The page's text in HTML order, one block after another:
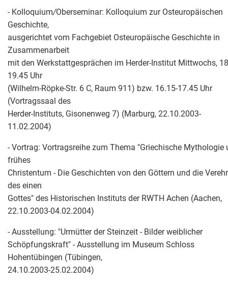
- Kolloquium/Oberseminar: Kolloquium zur Osteuropäischen
Geschichte,
ausgerichtet vom Fachgebiet Osteuropäische Geschichte in
Zusammenarbeit
mit den Werkstattgesprächen im Herder-Institut Mittwochs,
19.45 Uhr
(Wilhelm-Röpke-Str. 6 C, Raum 911) bzw. 16.15-17.45 Uhr
(Vortragssaal des
Herder-Instituts, Gisonenweg 7) (Marburg, 22.10.2003-
11.02.2004)
- Vortrag: Vortragsreihe zum Thema "Griechische Mythologie
frühes
Christentum - Die Geschichten von den Göttern und die
des einen
Gottes" des Historischen Instituts der RWTH Achen (Aachen,
22.10.2003-04.02.2004)
- Ausstellung: "Urmütter der Steinzeit - Bilder weiblicher
Schöpfungskraft" - Ausstellung im Museum Schloss
Hohentübingen (Tübingen,
24.10.2003-25.02.2004)